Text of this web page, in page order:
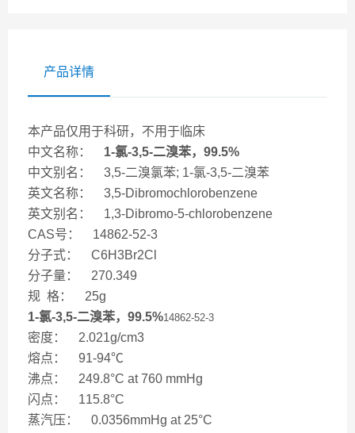
产品详情
本产品仅用于科研，不用于临床
中文名称： 1-氯-3,5-二溴苯，99.5%
中文别名： 3,5-二溴氯苯; 1-氯-3,5-二溴苯
英文名称： 3,5-Dibromochlorobenzene
英文别名： 1,3-Dibromo-5-chlorobenzene
CAS号： 14862-52-3
分子式： C6H3Br2Cl
分子量： 270.349
规 格： 25g
1-氯-3,5-二溴苯，99.5%14862-52-3
密度： 2.021g/cm3
熔点： 91-94℃
沸点： 249.8°C at 760 mmHg
闪点： 115.8°C
蒸汽压： 0.0356mmHg at 25°C